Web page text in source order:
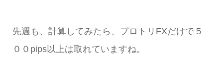
先週も、計算してみたら、プロトリFXだけで５
００pips以上は取れていますね。